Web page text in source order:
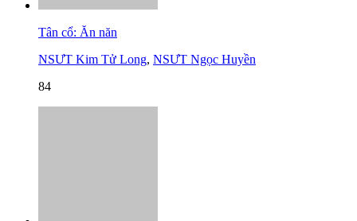
Tân cổ: Ăn năn
NSƯT Kim Tử Long, NSƯT Ngọc Huyền
84